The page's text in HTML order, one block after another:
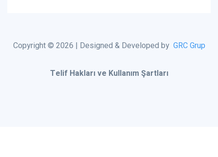
Copyright © 2026 | Designed & Developed by GRC Grup
Telif Hakları ve Kullanım Şartları